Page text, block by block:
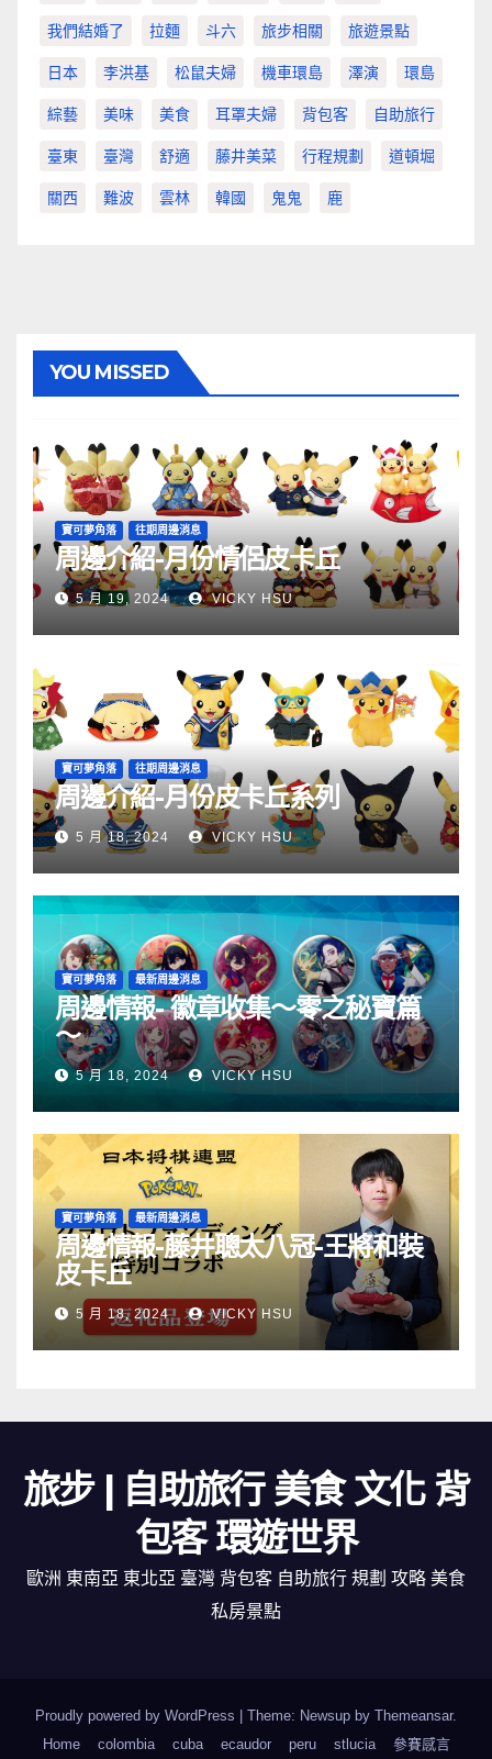
我們結婚了 拉麵 斗六 旅步相關 旅遊景點
日本 李洪基 松鼠夫婦 機車環島 澤演 環島
綜藝 美味 美食 耳罩夫婦 背包客 自助旅行
臺東 臺灣 舒適 藤井美菜 行程規劃 道頓堀
關西 難波 雲林 韓國 鬼鬼 鹿
YOU MISSED
寶可夢角落 往期周邊消息
周邊介紹-月份情侶皮卡丘
5 月 19, 2024 VICKY HSU
寶可夢角落 往期周邊消息
周邊介紹-月份皮卡丘系列
5 月 18, 2024 VICKY HSU
寶可夢角落 最新周邊消息
周邊情報- 徽章收集～零之秘寶篇
～
5 月 18, 2024 VICKY HSU
寶可夢角落 最新周邊消息
周邊情報-藤井聰太八冠-王將和裝
皮卡丘
5 月 18, 2024 VICKY HSU
旅步 | 自助旅行 美食 文化 背
包客 環遊世界
歐洲 東南亞 東北亞 臺灣 背包客 自助旅行 規劃 攻略 美食
私房景點
Proudly powered by WordPress Theme: Newsup by Themeansar.
Home
colombia cuba ecaudor peru stlucia 參賽感言